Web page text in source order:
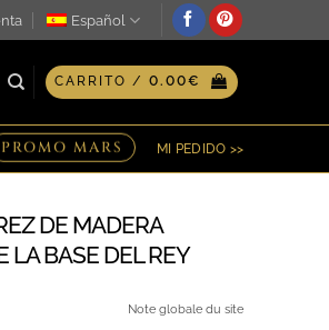
PERSONALIZADO EN
Español
CARRITO / 0.00€
PROMO MARS MI PEDIDO >>
DE MADERA
LA BASE DEL REY
Note globale du site